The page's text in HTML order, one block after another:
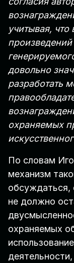
учитывая, что
произведений
довольно
разработать
охраняемых
По словам
механизм
обсуждаться,
не должно
охраняемых